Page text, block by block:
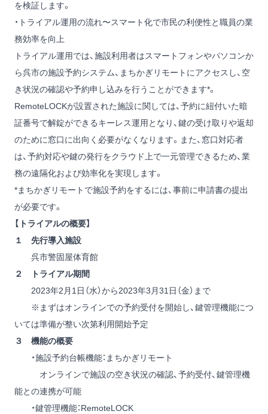
を検証します。
・トライアル運用の流れ〜スマート化で市民の利便性と職員の業
務効率を向上
トライアル運用では、施設利用者はスマートフォンやパソコンか
ら呉市の施設予約システム、まちかぎリモートにアクセスし、空
き状況の確認や予約申し込みを行うことができます*。
RemoteLOCKが設置された施設に関しては、予約に紐付いた暗
証番号で解錠ができるキーレス運用となり、鍵の受け取りや返却
のために窓口に出向く必要がなくなります。また、窓口対応者
は、予約対応や鍵の発行をクラウド上で一元管理できるため、業
務の遠隔化および効率化を実現します。
*まちかぎリモートで施設予約をするには、事前に申請書の提出
が必要です。
【トライアルの概要】
１ 先行導入施設
呉市警固屋体育館
２ トライアル期間
2023年2月1日（水）から2023年3月31日（金）まで
※まずはオンラインでの予約受付を開始し、鍵管理機能につ
いては準備が整い次第利用開始予定
３ 機能の概要
・施設予約台帳機能：まちかぎリモート
オンラインで施設の空き状況の確認、予約受付、鍵管理機
能との連携が可能
・鍵管理機能：RemoteLOCK